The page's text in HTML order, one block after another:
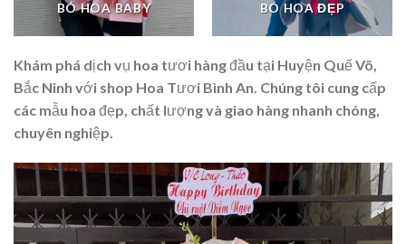
BÓ HOA BABY BÓ HOA ĐẸP
Khám phá dịch vụ hoa tươi hàng đầu tại Huyện Quế Võ,
Bắc Ninh với shop Hoa Tươi Bình An. Chúng tôi cung cấp
các mẫu hoa đẹp, chất lượng và giao hàng nhanh chóng,
chuyên nghiệp.